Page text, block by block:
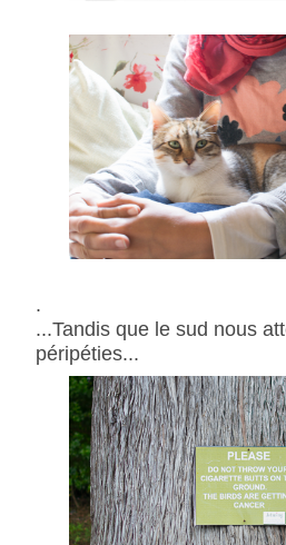
.
...Tandis que le sud nous
péripéties...